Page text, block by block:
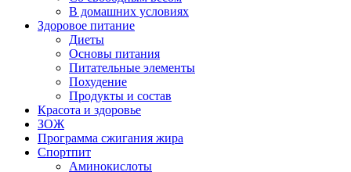
В домашних условиях
Здоровое питание
Диеты
Основы питания
Питательные элементы
Похудение
Продукты и состав
Красота и здоровье
ЗОЖ
Программа сжигания жира
Спортпит
Аминокислоты